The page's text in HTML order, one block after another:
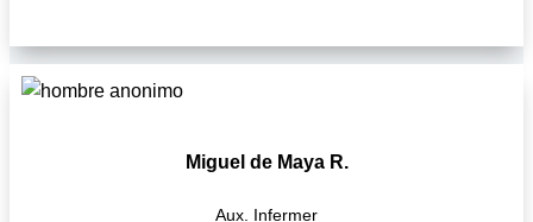
Miguel de Maya R.
Aux. Infermer